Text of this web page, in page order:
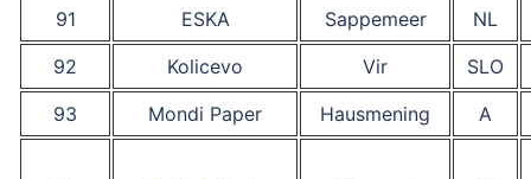
91 ESKA Sappemeer
NL
92
Kolicevo Vir
SLO
93
Mondi Paper Hausmening A